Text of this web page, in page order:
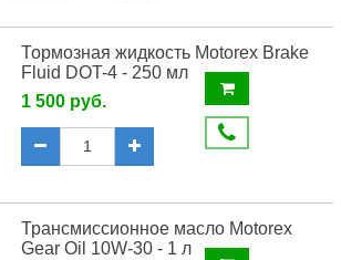
Тормозная жидкость Motorex Brake
Fluid DOT-4 - 250 мл
1 500 руб.
Трансмиссионное масло Motorex
Gear Oil 10W-30 - 1 л